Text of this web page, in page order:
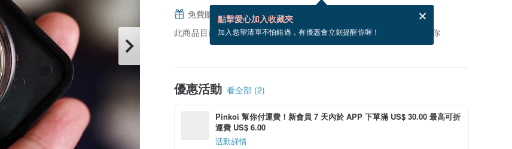
點擊愛心加入收藏夾
加入慾望清單不怕錯過，有優惠會立刻提醒你喔！
免費贈送電子賀卡，結帳完成後填寫
此商品目前沒現貨，你可以按「我要排隊」，當有貨會主動發信通知你
優惠活動 看全部 (2)
Pinkoi 幫你付運費！新會員 7 天內於 APP 下單滿 US$ 30.00 最高可折
運費 US$ 6.00
活動詳情